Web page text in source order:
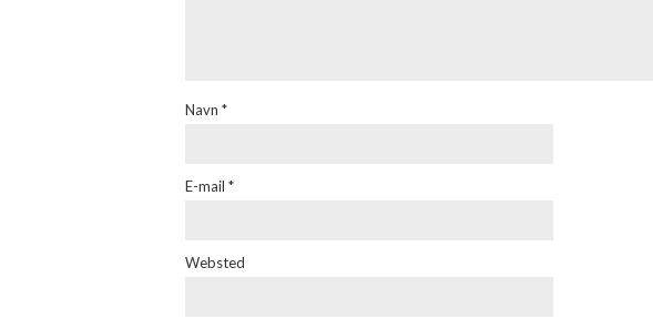
Navn *
E-mail *
Websted